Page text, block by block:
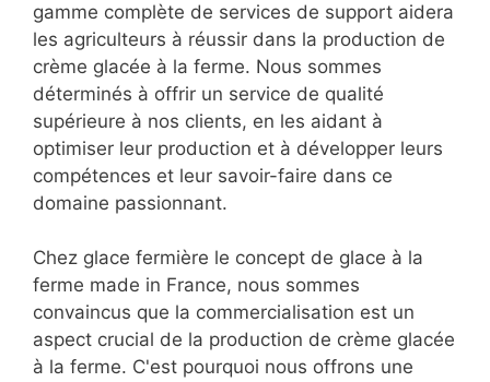
gamme complète de services de support aidera
les agriculteurs à réussir dans la production de
crème glacée à la ferme. Nous sommes
déterminés à offrir un service de qualité
supérieure à nos clients, en les aidant à
optimiser leur production et à développer leurs
compétences et leur savoir-faire dans ce
domaine passionnant.
Chez glace fermière le concept de glace à la
ferme made in France, nous sommes
convaincus que la commercialisation est un
aspect crucial de la production de crème glacée
à la ferme. C'est pourquoi nous offrons une